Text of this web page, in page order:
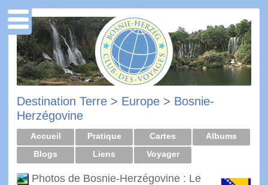
Destination Terre > Europe > Bosnie-
Herzégovine
Accueil Pratique Cartes
Albums
Blogs
Liens Voyager
Photos de Bosnie-Herzégovine : Le